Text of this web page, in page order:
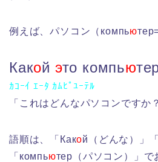
例えば、パソコン（компью
Какой это компью
ｶｺｰｲ ｴｰﾀ ｶﾑﾋﾟﾕｰﾃﾙ
「これはどんなパソコンですか
語順は、「Какой（どんな）」「
「компьютер（パソコン）」